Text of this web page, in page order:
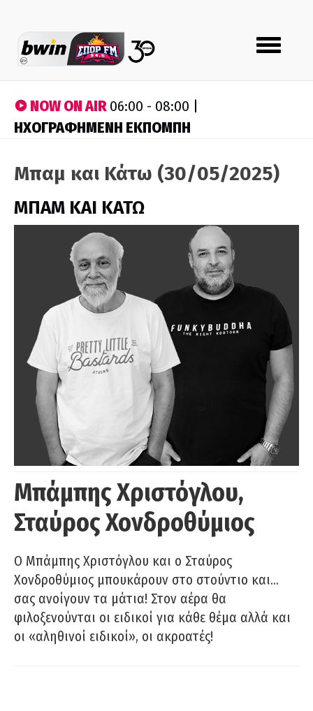
Toggle
navigation
NOW ON AIR06:00 - 08:00 |
ΗΧΟΓΡΑΦΗΜΕΝΗ ΕΚΠΟΜΠΗ
Μπαμ και Κάτω (30/05/2025)
ΜΠΑΜ ΚΑΙ ΚΑΤΩ
Μπάμπης Χριστόγλου,
Σταύρος Χονδροθύμιος
O Μπάμπης Χριστόγλου και ο Σταύρος
Χονδροθύμιος μπουκάρουν στο στούντιο και…
σας ανοίγουν τα μάτια! Στον αέρα θα
φιλοξενούνται οι ειδικοί για κάθε θέμα αλλά και
οι «αληθινοί ειδικοί», οι ακροατές!